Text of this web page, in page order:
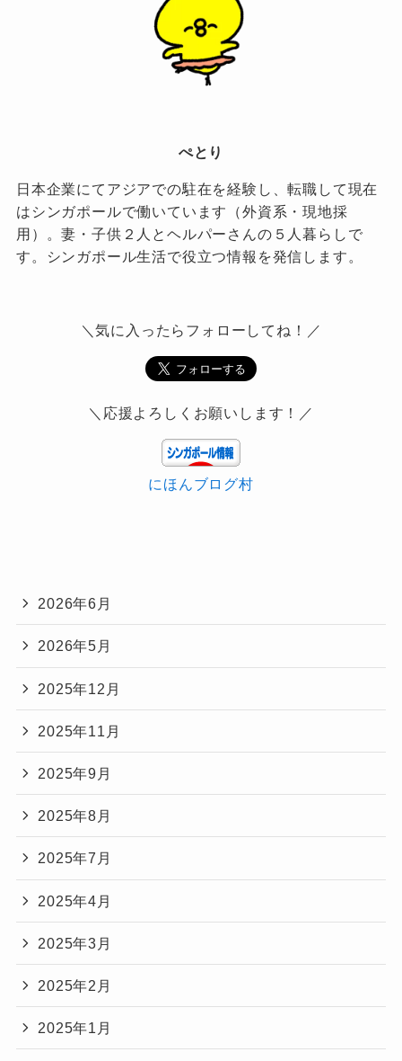
ぺとり
日本企業にてアジアでの駐在を経験し、転職して現在
はシンガポールで働いています（外資系・現地採
用）。妻・子供２人とヘルパーさんの５人暮らしで
す。シンガポール生活で役立つ情報を発信します。
＼気に入ったらフォローしてね！／
＼応援よろしくお願いします！／
にほんブログ村
2026年6月
2026年5月
2025年12月
2025年11月
2025年9月
2025年8月
2025年7月
2025年4月
2025年3月
2025年2月
2025年1月